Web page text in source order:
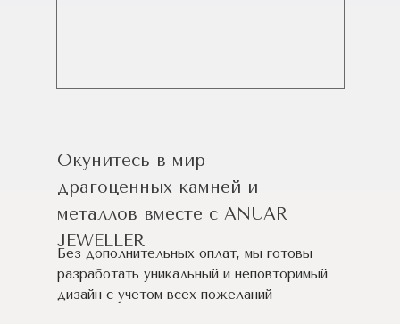
Окунитесь в мир
драгоценных камней и
металлов вместе с ANUAR
JEWELLER
Без дополнительных оплат, мы готовы
разработать уникальный и неповторимый
дизайн c учетом всех пожеланий